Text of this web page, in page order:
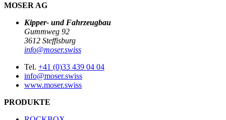
MOSER AG
Kipper- und Fahrzeugbau
Gummweg 92
3612 Steffisburg
info@moser.swiss
Tel. +41 (0)33 439 04 04
info@moser.swiss
www.moser.swiss
PRODUKTE